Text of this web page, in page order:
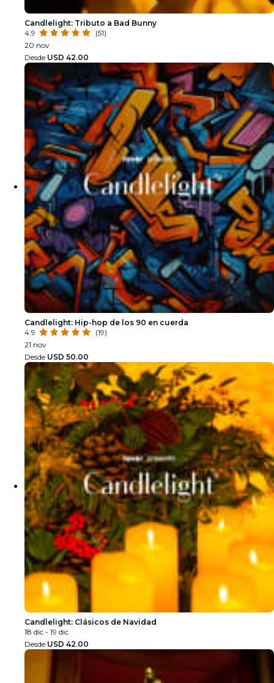
Candlelight: Tributo a Bad Bunny
4.9
(51)
20 nov
Desde USD 42.00
Candlelight: Hip-hop de los 90 en cuerda
4.9
(19)
21 nov
Desde USD 50.00
Candlelight: Clásicos de Navidad
18 dic - 19 dic
Desde USD 42.00